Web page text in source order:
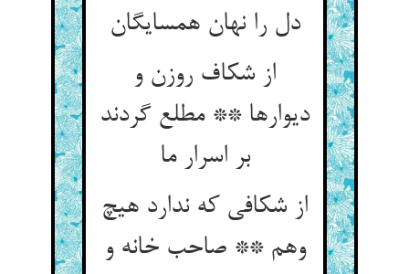
دل را نهان همسایگان
از شکاف روزن و
دیوارها ** مطلع گردند
بر اسرار ما
از شکافی که ندارد هیچ
وهم ** صاحب خانه و